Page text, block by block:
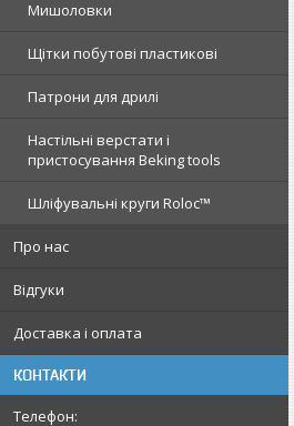
Мишоловки
Щітки побутові пластикові
Патрони для дрилі
Настільні верстати і
пристосування Beking tools
Шліфувальні круги Roloc™
Про нас
Відгуки
Доставка і оплата
КОНТАКТИ